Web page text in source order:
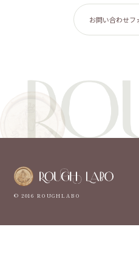
お問い合わせフ
© 2016 ROUGHLABO